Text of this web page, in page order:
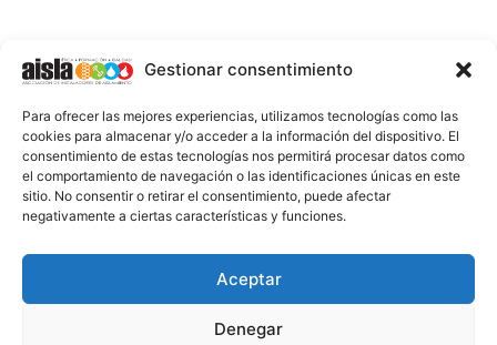
Gestionar consentimiento
Para ofrecer las mejores experiencias, utilizamos tecnologías como las
cookies para almacenar y/o acceder a la información del dispositivo. El
consentimiento de estas tecnologías nos permitirá procesar datos como
el comportamiento de navegación o las identificaciones únicas en este
sitio. No consentir o retirar el consentimiento, puede afectar
negativamente a ciertas características y funciones.
Aceptar
Denegar
-
f
r
-
i
m
AVISO LEGAL
PROTECCIÓN DE DATOS
POLÍTICA DE COOKIES